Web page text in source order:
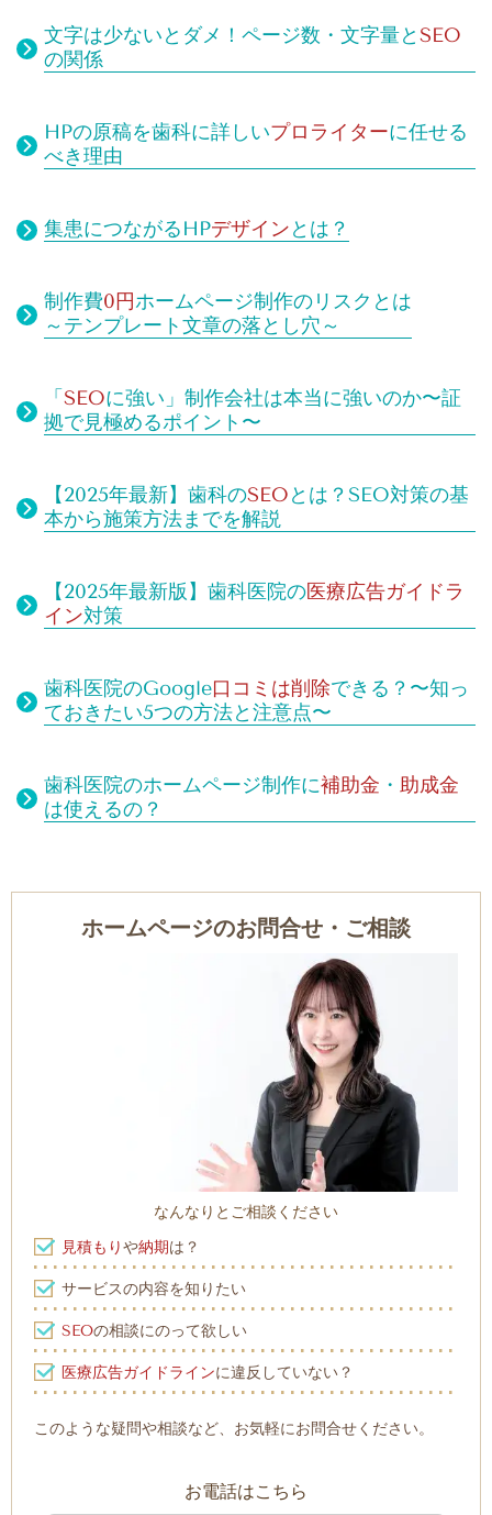
文字は少ないとダメ！ ページ数・文字量とSEO
の関係
HPの原稿を歯科に詳しいプロライターに任せる
べき理由
集患につながるHPデザインとは？
制作費0円ホームページ制作のリスクとは
～テンプレート文章の落とし穴～
「 SEOに強い」制作会社は本当に強いのか〜証
拠で見極めるポイント〜
【2025年最新】歯科のSEOとは？SEO対策の基
本から施策方法までを解説
【2025年最新版】歯科医院の医療広告ガイドラ
イン対策
歯科医院のGoogle口コミは削除できる？ 〜知っ
ておきたい5つの方法と注意点〜
歯科医院のホームページ制作に補助金 ・ 助成金
は使えるの？
ホームページのお問合せ・ご相談
なんなりとご相談ください
見積もりや納期は？
サービスの内容を知りたい
SEOの相談にのって欲しい
医療広告ガイドラインに違反していない？
このような疑問や相談など、お気軽にお問合せください。
お電話はこちら